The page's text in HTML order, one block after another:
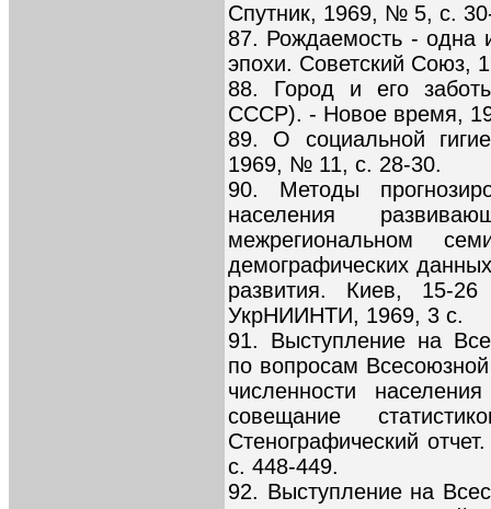
Спутник, 1969, № 5, с.
87. Рождаемость - одна
эпохи. Советский Союз,
88. Город и его
СССР). - Новое время,
89. О социальной
1969, № 11, с. 28-30.
90. Методы
населения
межрегиональном
демографических
развития. Киев, 15-
УкрНИИНТИ, 1969, 3 с.
91. Выступление на
по вопросам
численности
совещание
Стенографический
с. 448-449.
92. Выступление на